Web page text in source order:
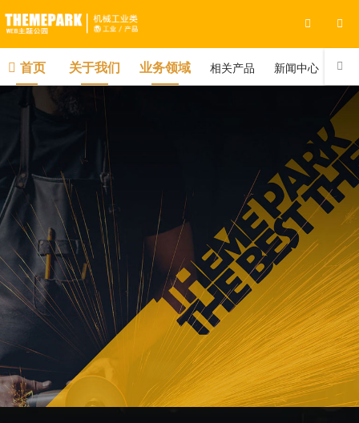
首页 关于我们 业务领域 相关产品 新闻中心 联